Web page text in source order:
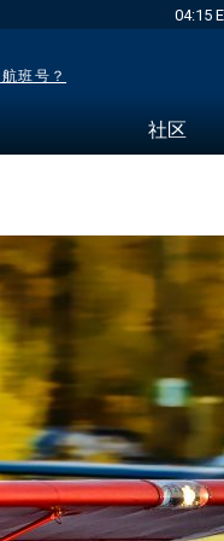
04:15
班号？
社区